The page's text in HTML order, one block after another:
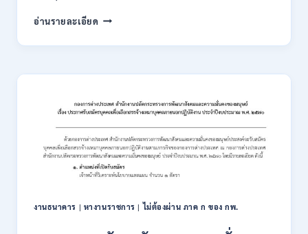
ผ่าน
กพ.
สมัคร
ONLINE
–
31
สิงหาคม
อ่านรายละเอียด กรม
ขนส่ง
บก
รับ
สมัคร
สอบ
แข่งขัน
เพื่อ
บรรจุ
ตั้ง
งานธนาคาร | หางานราชการ |ไม่ต้องผ่าน ภาค ก ของ กพ.